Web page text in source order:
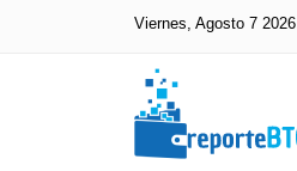
Viernes, Agosto 7 2026